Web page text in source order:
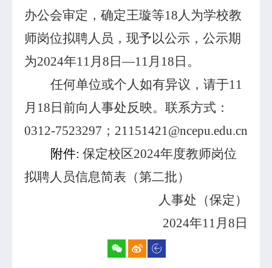
办公会审定，确定王璇等18人为学校教
师岗位拟聘人员，现予以公示，公示期
为2024年11月8日—11月18日。
任何单位或个人如有异议，请于11
月18日前向人事处反映。联系方式：
0312-7523297；21151421@ncepu.edu.cn
附件: 保定校区2024年度教师岗位
拟聘人员信息简表（第二批）
人事处（保定）
2024年11月8日